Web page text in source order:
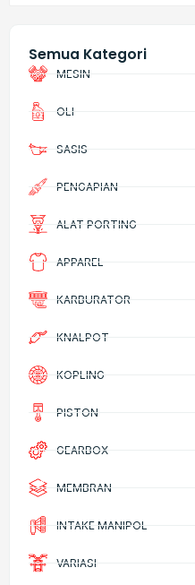
Semua Kategori
MESIN
OLI
SASIS
PENGAPIAN
ALAT PORTING
APPAREL
KARBURATOR
KNALPOT
KOPLING
PISTON
GEARBOX
MEMBRAN
INTAKE MANIPOL
VARIASI